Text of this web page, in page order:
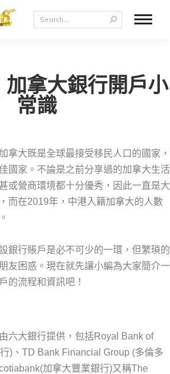
拿大銀行開戶小
常識
拿大既是全球最接受移民人口的國家，
國家。不論是之前分享過的加拿大生活
或營商環境都十分優秀，因此一直是大
而在2019年，中港入籍加拿大的人數
銀行賬戶是必不可少的一環，但繁瑣的
友困惑。現在就先讓小編為大家簡介一
的流程和資訊吧！
六大銀行提供，包括Royal Bank of
)、TD Bank Financial Group (多倫多
加拿大豐業銀行)又稱The